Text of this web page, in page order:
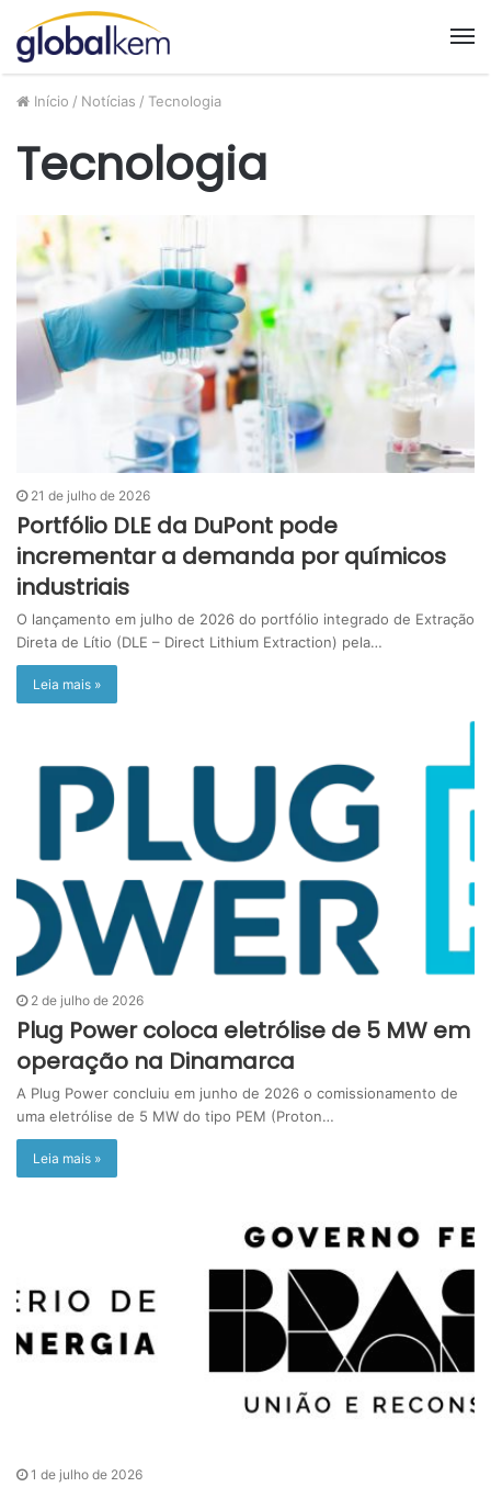
Início / Notícias / Tecnologia
Tecnologia
21 de julho de 2026
Portfólio DLE da DuPont pode
incrementar a demanda por químicos
industriais
O lançamento em julho de 2026 do portfólio integrado de Extração
Direta de Lítio (DLE – Direct Lithium Extraction) pela…
Leia mais »
2 de julho de 2026
Plug Power coloca eletrólise de 5 MW em
operação na Dinamarca
A Plug Power concluiu em junho de 2026 o comissionamento de
uma eletrólise de 5 MW do tipo PEM (Proton…
Leia mais »
1 de julho de 2026